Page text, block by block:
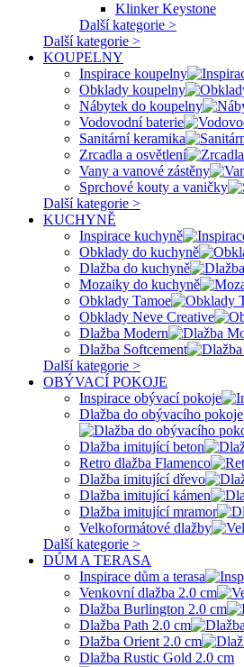
Klinker Keystone
Další kategorie >
Další kategorie >
KOUPELNY
Inspirace koupelny
Obklady koupelny
Nábytek do koupelny
Vodovodní baterie
Sanitární keramika
Zrcadla a osvětlení
Vany a vanové zástěny
Sprchové kouty a vaničky
Další kategorie >
KUCHYNĚ
Inspirace kuchyně
Obklady do kuchyně
Dlažba do kuchyně
Mozaiky do kuchyně
Obklady Tamoe
Obklady Neve Creative
Dlažba Modern
Dlažba Softcement
Další kategorie >
OBÝVACÍ POKOJE
Inspirace obývací pokoje
Dlažba do obývacího pokoje
Dlažba imitující beton
Retro dlažba Flamenco
Dlažba imitující dřevo
Dlažba imitující kámen
Dlažba imitující mramor
Velkoformátové dlažby
Další kategorie >
DŮM A TERASA
Inspirace dům a terasa
Venkovní dlažba 2.0 cm
Dlažba Burlington 2.0 cm
Dlažba Path 2.0 cm
Dlažba Orient 2.0 cm
Dlažba Rustic Gold 2.0 cm